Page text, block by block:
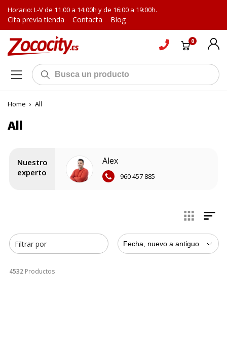
Horario: L-V de 11:00 a 14:00h y de 16:00 a 19:00h.
Cita previa tienda Contacta Blog
0
Home › All
All
Nuestro
experto
Alex
960 457 885
Filtrar por
4532 Productos
Fecha, nuevo a antiguo